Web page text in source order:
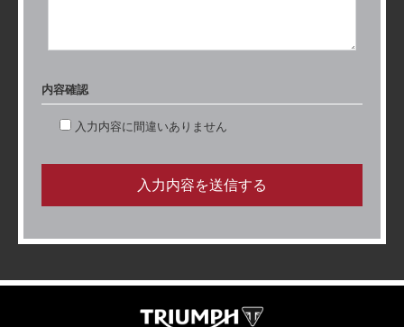
内容確認
入力内容に間違いありません